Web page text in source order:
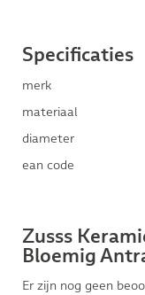
Specificaties
merk
materiaal
diameter
ean code
Zusss
Bloemig
Er zijn nog geen